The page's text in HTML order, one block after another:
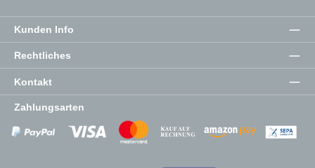
Kunden Info
Rechtliches
Kontakt
Zahlungsarten
Zahlungsanbieter Zahlungsanbieter